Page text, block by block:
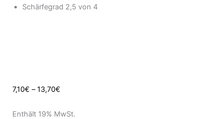
Schärfegrad 2,5 von 4
7,10€ –13,70€
Enthält 19% MwSt.